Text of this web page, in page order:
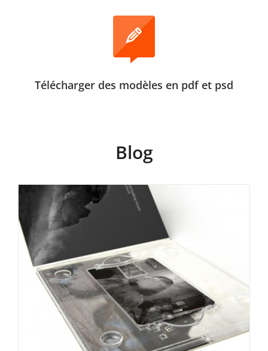
Télécharger des modèles en pdf et psd
Blog
La nouvelle carte USB